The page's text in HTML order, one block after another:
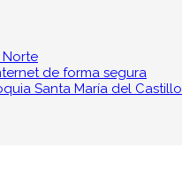
de forma segura
Santa María del Castillo